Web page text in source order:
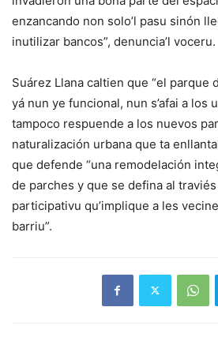
enzancando non solo’l pasu sinón
inutilizar bancos”, denuncia’l voceru.
Suárez Llana caltien que “el parque
yá nun ye funcional, nun s’afai a los
tampoco respuende a los nuevos
naturalización urbana que ta
que defende “una remodelación
de parches y que se defina al traviés
participativu qu’implique a les
barriu”.